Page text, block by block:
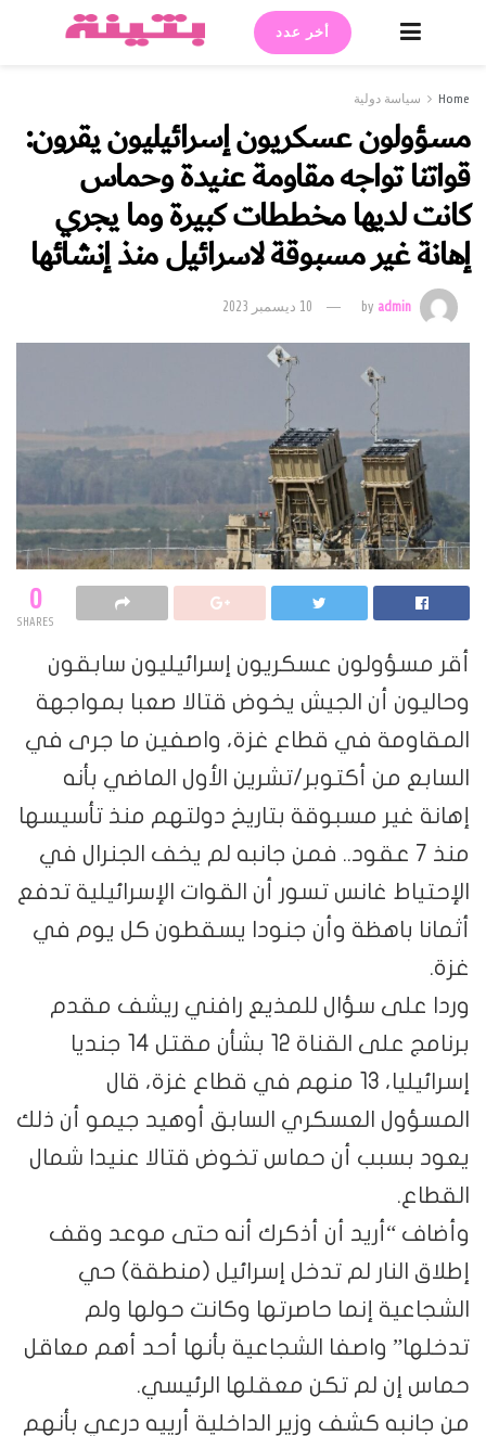
أخر عدد
Home سياسة دولية
مسؤولون عسكريون إسرائيليون يقرون:
قواتنا تواجه مقاومة عنيدة وحماس
كانت لديها مخططات كبيرة وما يجري
إهانة غير مسبوقة لاسرائيل منذ إنشائها
byadmin 10 ديسمبر 2023
0
SHARES
أقر مسؤولون عسكريون إسرائيليون سابقون
وحاليون أن الجيش يخوض قتالا صعبا بمواجهة
المقاومة في قطاع غزة، واصفين ما جرى في
السابع من أكتوبر/تشرين الأول الماضي بأنه
إهانة غير مسبوقة بتاريخ دولتهم منذ تأسيسها
منذ 7 عقود.. فمن جانبه لم يخف الجنرال في
الإحتياط غانس تسور أن القوات الإسرائيلية تدفع
أثمانا باهظة وأن جنودا يسقطون كل يوم في
غزة.
وردا على سؤال للمذيع رافني ريشف مقدم
برنامج على القناة 12 بشأن مقتل 14 جنديا
إسرائيليا، 13 منهم في قطاع غزة، قال
المسؤول العسكري السابق أوهيد جيمو أن ذلك
يعود بسبب أن حماس تخوض قتالا عنيدا شمال
القطاع.
وأضاف “أريد أن أذكرك أنه حتى موعد وقف
إطلاق النار لم تدخل إسرائيل (منطقة) حي
الشجاعية إنما حاصرتها وكانت حولها ولم
تدخلها” واصفا الشجاعية بأنها أحد أهم معاقل
حماس إن لم تكن معقلها الرئيسي.
من جانبه كشف وزير الداخلية أرييه درعي بأنهم